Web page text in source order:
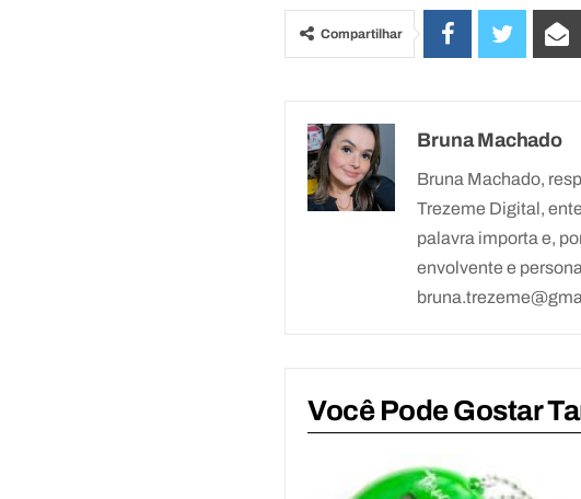
Compartilhar
Bruna Machado
Bruna Machado,
Trezeme Digital,
palavra importa e,
envolvente e
Você Pode Gostar